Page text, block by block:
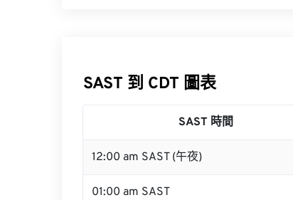
SAST 到 CDT 圖表
SAST 時間
12:00 am SAST (午夜)
01:00 am SAST